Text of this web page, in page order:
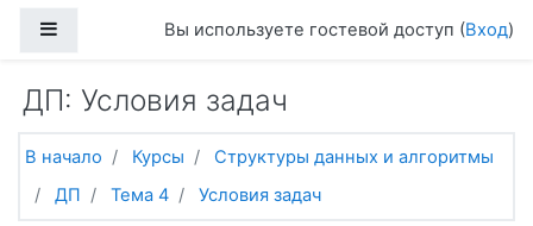
Боковая панельВы используете гостевой доступ (Вход)
ДП: Условия задач
В начало Курсы
Структуры данных и алгоритмы
ДП
Тема 4 Условия задач